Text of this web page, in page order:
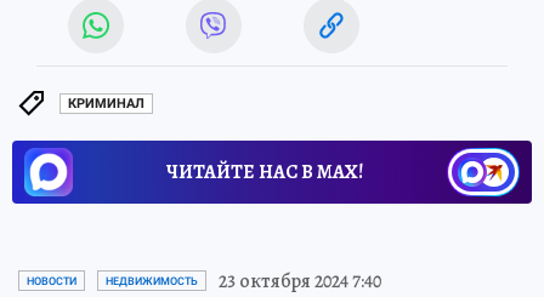
КРИМИНАЛ
ЧИТАЙТЕ НАС В МАХ!
НОВОСТИ НЕДВИЖИМОСТЬ 23 октября 2024 7:40